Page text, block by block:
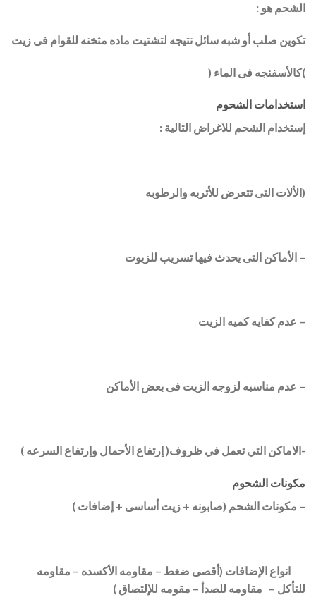
الشحم هو :
تكوين صلب أو شبه سائل نتيجه لتشتيت ماده مثخنه للقوام فى زيت
)كالأسفنجه فى الماء (
استخدامات الشحوم
إستخدام الشحم للاغراض التالية :
(الألات التى تتعرض للأتربه والرطوبه
– الأماكن التى يحدث فيها تسريب للزيوت
– عدم كفايه كميه الزيت
– عدم مناسبه لزوجه الزيت فى بعض الأماكن
-الاماكن التي تعمل في ظروف( إرتفاع الأحمال وإرتفاع السرعه )
مكونات الشحوم
– مكونات الشحم (صابونه + زيت أساسى + إضافات )
انواع الإضافات (أقصى ضغط – مقاومه الأكسده – مقاومه
للتأكل – مقاومه للصدأ – مقومه للإلتصاق )